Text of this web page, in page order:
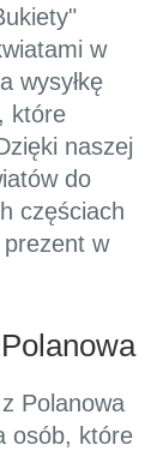
w
wysyłkę
które
naszej
do
częściach
w
Polanowa
osób, które